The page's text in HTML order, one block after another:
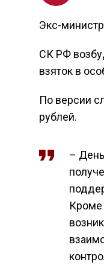
Экс-
СК РФ
взяток в
По версии
рублей.
–
Кроме